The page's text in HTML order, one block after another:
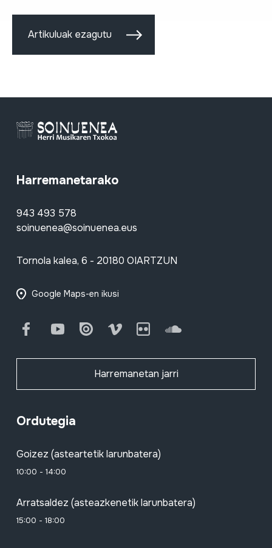
Artikuluak ezagutu
Harremanetarako
943 493 578
soinuenea@soinuenea.eus
Tornola kalea, 6 - 20180 OIARTZUN
Google Maps-en ikusi
FacebookYoutube Issuu Vimeo Flickr SoundCloud
Harremanetan jarri
Ordutegia
Goizez (asteartetik larunbatera)
10:00 - 14:00
Arratsaldez (asteazkenetik larunbatera)
15:00 - 18:00